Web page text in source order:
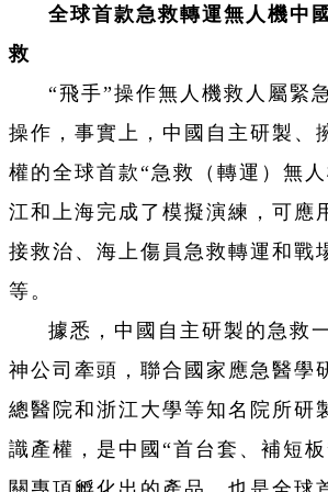
全球首款急救轉運無人機中
救
“飛手”操作無人機救人屬緊
操作，事實上，中國自主研製、
權的全球首款“急救（轉運）無
江和上海完成了模擬演練，可應
接救治、海上傷員急救轉運和戰
等。
據悉，中國自主研製的急救
神公司牽頭，聯合國家應急醫學
總醫院和浙江大學等知名院所研
識產權，是中國“首台套、補短